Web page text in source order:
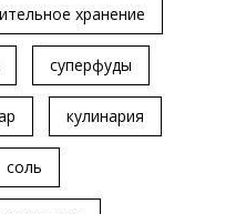
хранение
суперфуды
кулинария
соль